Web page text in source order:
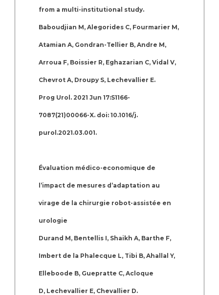
from a multi-institutional study.
Baboudjian M, Alegorides C, Fourmarier M,
Atamian A, Gondran-Tellier B, Andre M,
Arroua F, Boissier R, Eghazarian C, Vidal V,
Chevrot A, Droupy S, Lechevallier E.
Prog Urol. 2021 Jun 17:S1166-
7087(21)00066-X. doi: 10.1016/j.
purol.2021.03.001.
Évaluation médico-economique de
l’impact de mesures d’adaptation au
virage de la chirurgie robot-assistée en
urologie
Durand M, Bentellis I, Shaikh A, Barthe F,
Imbert de la Phalecque L, Tibi B, Ahallal Y,
Elleboode B, Guepratte C, Acloque
D, Lechevallier E, Chevallier D.